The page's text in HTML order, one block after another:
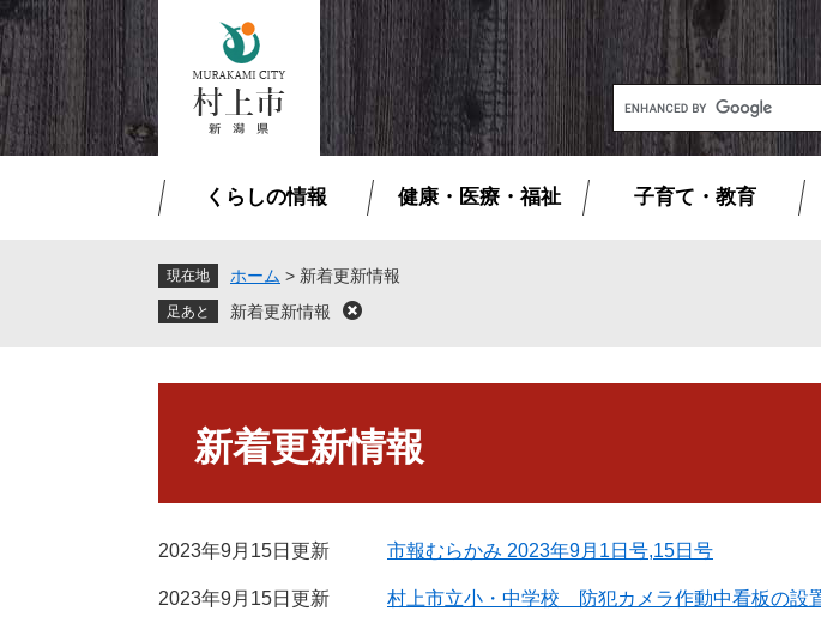
ペ
ー
ジ
の
先
頭
メ
ニ
ュ
ー
を
飛
G
o
o
検
くらしの情報 健康・医療・福祉 子育て・教育
現在地 ホーム > 新着更新情報
新着更新情報
閉
新着更新情報
2023年9月15日更新 市報むらかみ 2023年9月1日号,15日号
2023年9月15日更新 村上市立小・中学校 防犯カメラ作動中看板の設